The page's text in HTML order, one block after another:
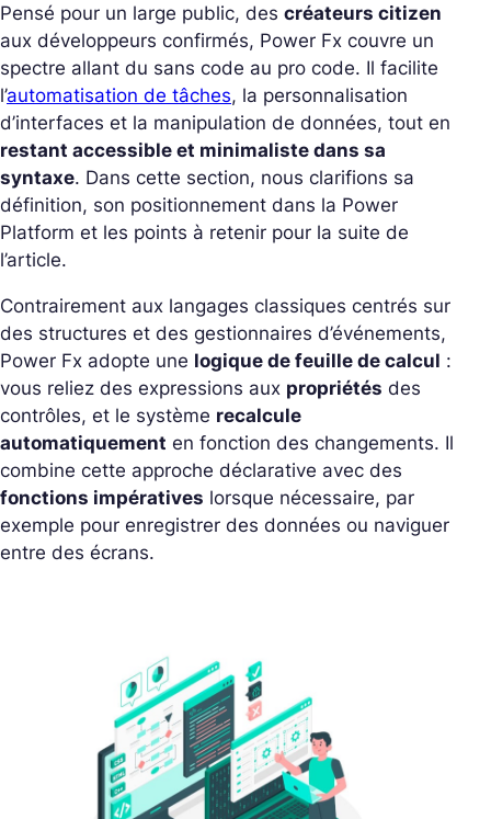
Pensé pour un large public, des créateurs citizen
aux développeurs confirmés, Power Fx couvre un
spectre allant du sans code au pro code. Il facilite
l’automatisation de tâches, la personnalisation
d’interfaces et la manipulation de données, tout en
restant accessible et minimaliste dans sa
syntaxe. Dans cette section, nous clarifions sa
définition, son positionnement dans la Power
Platform et les points à retenir pour la suite de
l’article.
Contrairement aux langages classiques centrés sur
des structures et des gestionnaires d’événements,
Power Fx adopte une logique de feuille de calcul :
vous reliez des expressions aux propriétés des
contrôles, et le système recalcule
automatiquement en fonction des changements. Il
combine cette approche déclarative avec des
fonctions impératives lorsque nécessaire, par
exemple pour enregistrer des données ou naviguer
entre des écrans.